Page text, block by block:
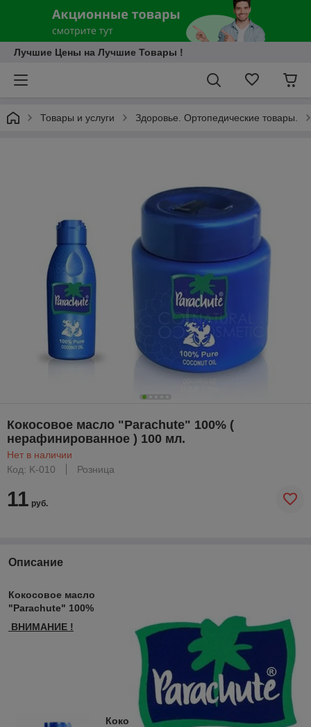
Лучшие Цены на Лучшие Товары !
Товары и услуги Здоровье. Ортопедические товары.
Кокосовое масло "Parachute" 100% (
нерафинированное ) 100 мл.
Нет в наличии
Код: K-010
Розница
11 руб.
Описание
Кокосовое масло
"Parachute" 100%
ВНИМАНИЕ !
Коко